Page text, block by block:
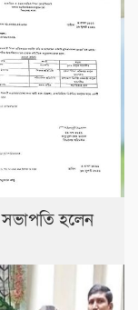
সভাপতি হলেন